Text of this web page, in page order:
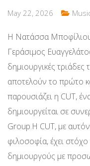
May 22, 2026
Η Νατάσσα
Γεράσιμος
δημιουργικές
αποτελούν το πρώτο
παρουσιάζει η CUT,
δημιουργείται σε
Group.Η CUT, με
φιλοσοφία, έχει στόχο
δημιουργούς με